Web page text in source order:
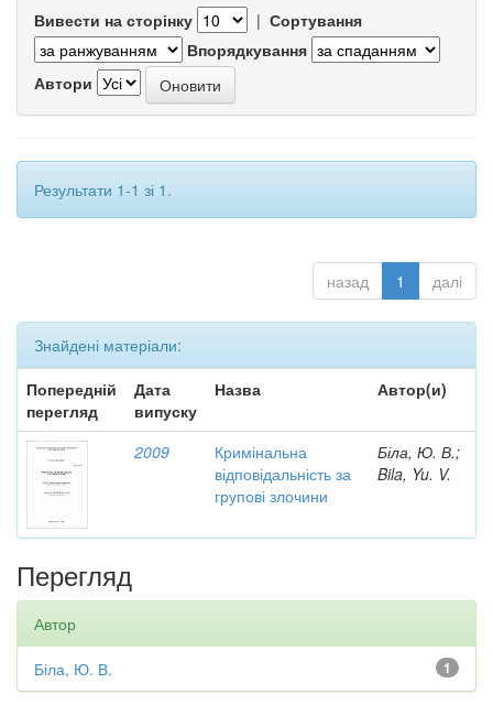
Вивести на сторінку | Сортування
Впорядкування
Автори
Результати 1-1 зі 1.
назад 1 далі
Знайдені матеріали:
Попередній
перегляд
Дата
випуску
Назва Автор(и)
2009
Кримінальна
відповідальність за
групові злочини
Біла, Ю. В.;
Bila, Yu. V.
Перегляд
Автор
1
Біла, Ю. В.